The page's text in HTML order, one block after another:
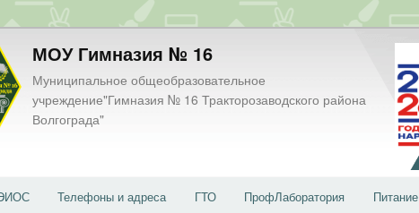
МОУ Гимназия № 16
Муниципальное общеобразовательное
учреждение"Гимназия № 16 Тракторозаводского района
Волгограда"
Телефоны и адреса ГТО ПрофЛаборатория Питание